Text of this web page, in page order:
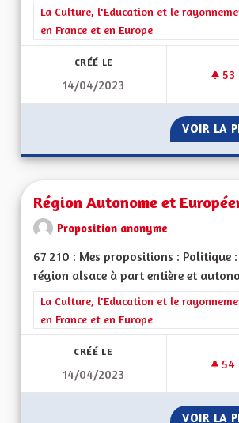
Filtrer les résultats de la catégorie : La
La Culture, l'Education et le
en France et en Europe
CRÉÉ LE
14/04/2023
53
VOIR LA
Région Autonome et
Proposition anonyme
67 210 : Mes propositions : Politique :
région alsace à part entière et
Filtrer les résultats de la catégorie : La
La Culture, l'Education et le
en France et en Europe
CRÉÉ LE
14/04/2023
54
VOIR LA